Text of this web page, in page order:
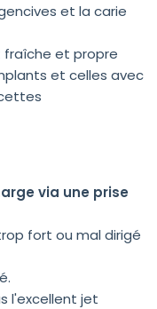
et la carie
fraîche et propre
et celles avec
via une prise
fort ou mal dirigé
l'excellent jet